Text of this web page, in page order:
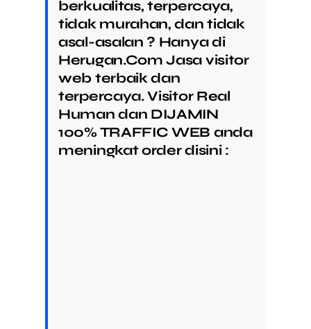
berkualitas, terpercaya,
tidak murahan, dan tidak
asal-asalan ? Hanya di
Herugan.Com Jasa visitor
web terbaik dan
terpercaya. Visitor Real
Human dan DIJAMIN
100% TRAFFIC WEB anda
meningkat order disini :